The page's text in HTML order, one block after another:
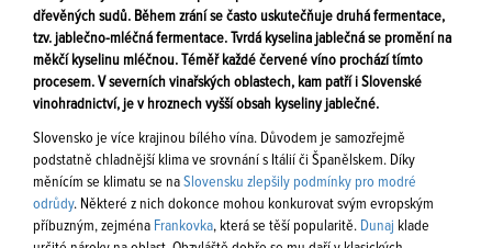
dřevěných sudů. Během zrání se často uskutečňuje druhá fermentace,
tzv. jablečno-mléčná fermentace. Tvrdá kyselina jablečná se promění na
měkčí kyselinu mléčnou. Téměř každé červené víno prochází tímto
procesem. V severních vinařských oblastech, kam patří i Slovenské
vinohradnictví, je v hroznech vyšší obsah kyseliny jablečné.
Slovensko je více krajinou bílého vína. Důvodem je samozřejmě
podstatně chladnější klima ve srovnání s Itálií či Španělskem. Díky
měnícím se klimatu se na Slovensku zlepšily podmínky pro modré
odrůdy. Některé z nich dokonce mohou konkurovat svým evropským
příbuzným, zejména Frankovka, která se těší popularitě. Dunaj klade